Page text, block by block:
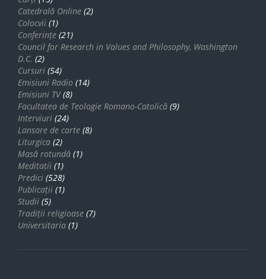
Catedrală Online (2)
Colocvii (1)
Conferințe (21)
Council for Research in Values and Philosophy, Washington
D.C. (2)
Cursuri (54)
Emisiuni Radio (14)
Emisiuni TV(8)
Facultatea de Teologie Romano-Catolică (9)
Interviuri (24)
Lansare de carte (8)
Liturgica (2)
Masă rotundă (1)
Meditații (1)
Predici (528)
Publicații (1)
Studii (5)
Tradiții religioase (7)
Universitaria (1)